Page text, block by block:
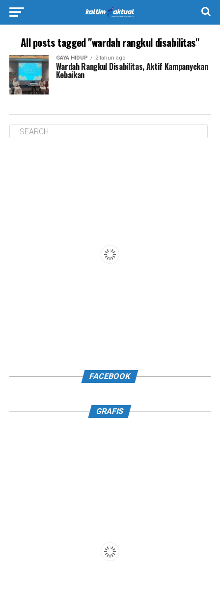
All posts tagged "wardah rangkul disabilitas"
GAYA HIDUP 2 tahun ago
Wardah Rangkul Disabilitas, Aktif Kampanyekan
Kebaikan
FACEBOOK
GRAFIS